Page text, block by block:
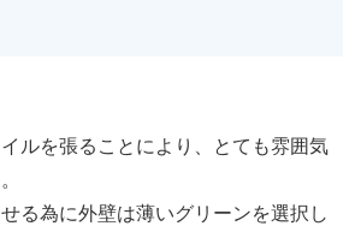
ルを張ることにより、とても雰囲気
る為に外壁は薄いグリーンを選択し